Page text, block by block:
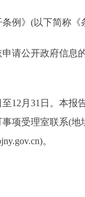
》(以下简称《
公开政府信息
月31日。本报
项受理室联系(
。